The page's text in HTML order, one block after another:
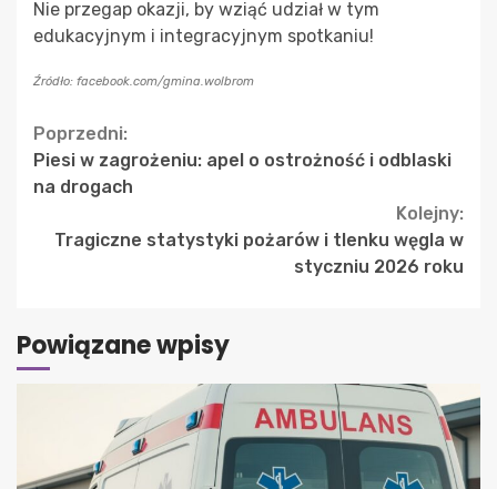
Nie przegap okazji, by wziąć udział w tym
edukacyjnym i integracyjnym spotkaniu!
Źródło: facebook.com/gmina.wolbrom
Continue
Reading
Poprzedni:
Piesi w zagrożeniu: apel o ostrożność i odblaski
na drogach
Kolejny:
Tragiczne statystyki pożarów i tlenku węgla w
styczniu 2026 roku
Powiązane wpisy